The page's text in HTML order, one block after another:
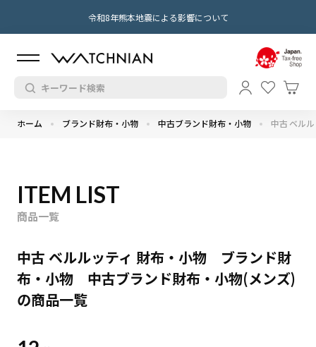
令和8年熊本地震による影響について
ホーム ブランド財布・小物 中古ブランド財布・小物 中古 ベル
ITEM LIST
商品一覧
中古 ベルルッティ 財布・小物 ブランド財
布・小物 中古ブランド財布・小物(メンズ)
の商品一覧